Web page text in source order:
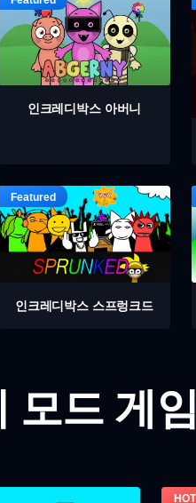
인크레디박스 아버니
인크레디박스 스프렁크드
모드 게임